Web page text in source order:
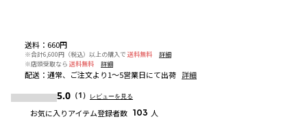
送料 ： 660円
※合計6,600円（税込）以上の購入で 送料無料
詳細
※店頭受取なら 送料無料 詳細
配送 ： 通常、ご注文より1～5営業日にて出荷 詳細
5.0 （1） レビューを見る
お気に入りアイテム登録者数 103 人